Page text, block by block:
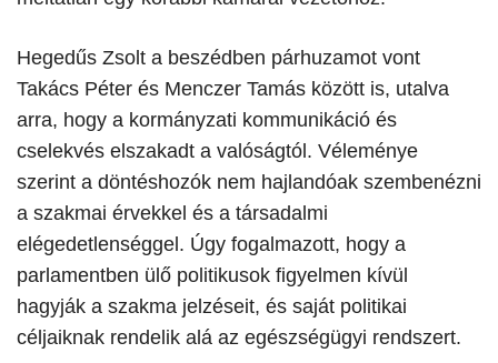
​Hegedűs Zsolt a beszédben párhuzamot vont
Takács Péter és Menczer Tamás között is, utalva
arra, hogy a kormányzati kommunikáció és
cselekvés elszakadt a valóságtól. Véleménye
szerint a döntéshozók nem hajlandóak szembenézni
a szakmai érvekkel és a társadalmi
elégedetlenséggel. Úgy fogalmazott, hogy a
parlamentben ülő politikusok figyelmen kívül
hagyják a szakma jelzéseit, és saját politikai
céljaiknak rendelik alá az egészségügyi rendszert.